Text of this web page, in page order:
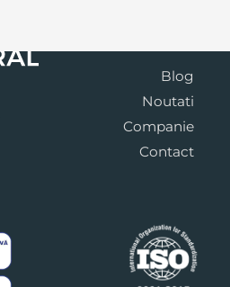
Blog
Noutati
Companie
Contact